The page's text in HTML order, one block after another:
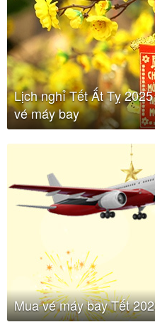
Lịch nghỉ Tết Ất Tỵ
vé máy bay
Mua vé máy bay Tết